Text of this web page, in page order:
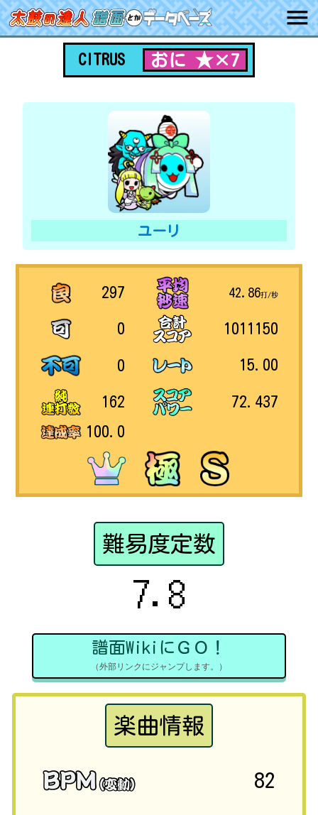
CITRUS おに ★×7
ユーリ
297
0
0
162
100.0
42.86打/秒
1011150
15.00
72.437
難易度定数
7.8
譜面WikiにＧＯ！
（外部リンクにジャンプします。）
楽曲情報
82